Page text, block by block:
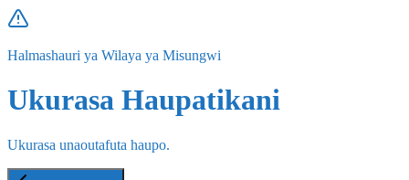
Halmashauri ya Wilaya ya Misungwi
Ukurasa Haupatikani
Ukurasa unaoutafuta haupo.